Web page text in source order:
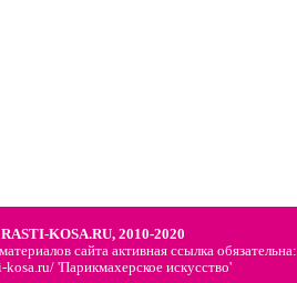
KOSA.RU, 2010-2020
сайта активная ссылка обязательна:
'Парикмахерское искусство'